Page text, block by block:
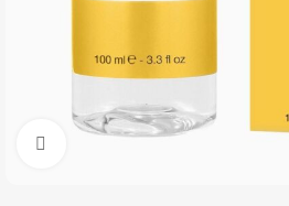
Click to enlarge